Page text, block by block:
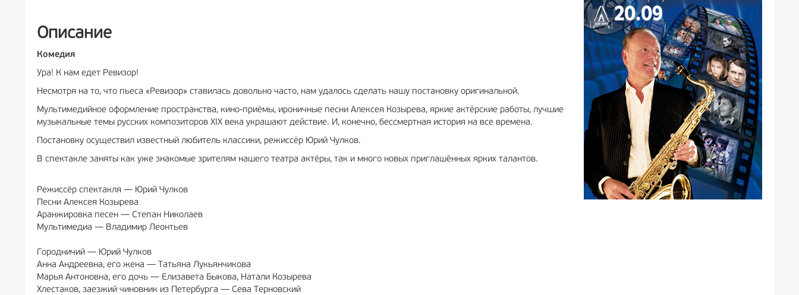
Описание
Комедия
Ура! К нам едет Ревизор!
Несмотря на то, что пьеса «Ревизор» ставилась довольно часто, нам удалось сделать нашу постановку оригинальной.
Мультимедийное оформление пространства, кино-приёмы, ироничные песни Алексея Козырева, яркие актёрские работы, лучшие
музыкальные темы русских композиторов XIX века украшают действие. И, конечно, бессмертная история на все времена.
Постановку осуществил известный любитель классики, режиссёр Юрий Чулков.
В спектакле заняты как уже знакомые зрителям нашего театра актёры, так и много новых приглашённых ярких талантов.
Режиссёр спектакля — Юрий Чулков
Песни Алексея Козырева
Аранжировка песен — Степан Николаев
Мультимедиа — Владимир Леонтьев
Городничий — Юрий Чулков
Анна Андреевна, его жена — Татьяна Лукьянчикова
Марья Антоновна, его дочь — Елизавета Быкова, Натали Козырева
Хлестаков, заезжий чиновник из Петербурга — Сева Терновский